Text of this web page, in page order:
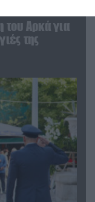
του Αρκά για
της